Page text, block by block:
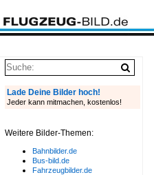
Lade Deine Bilder hoch!
Jeder kann mitmachen, kostenlos!
Weitere Bilder-Themen:
Bahnbilder.de
Bus-bild.de
Fahrzeugbilder.de